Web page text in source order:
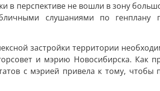
в перспективе не вошли в зону
слушаниями по генплану
застройки территории
и мэрию Новосибирска. Как
с мэрией привела к тому,